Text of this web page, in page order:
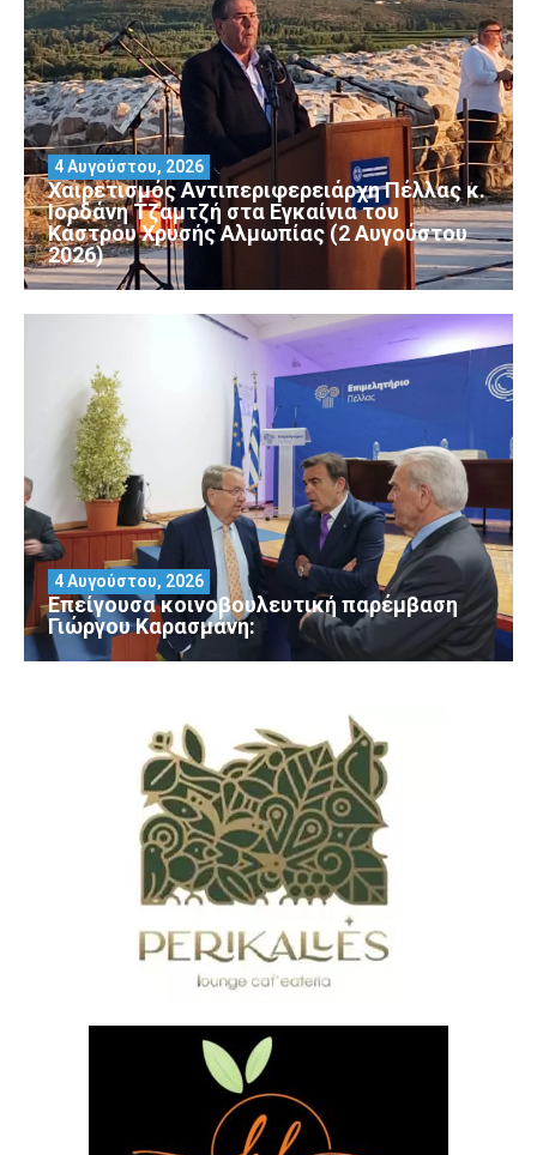
Χαιρετισμός Αντιπεριφερειάρχη Πέλλας κ.
Ιορδάνη Τζαμτζή στα Εγκαίνια του
Κάστρου Χρυσής Αλμωπίας (2 Αυγούστου
2026)
4 Αυγούστου, 2026
Επείγουσα κοινοβουλευτική παρέμβαση
Γιώργου Καρασμάνη:
4 Αυγούστου, 2026